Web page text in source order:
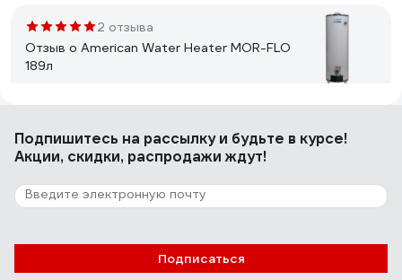
2 отзыва
Отзыв о American Water Heater MOR-FLO
189л
За 14 лет мало что изменилось. Работает (тьфу-тьфу).
113 отзывов
Подпишитесь на рассылкуи будьте в курсе!
Акции, скидки, распродажи ждут!
Подписаться